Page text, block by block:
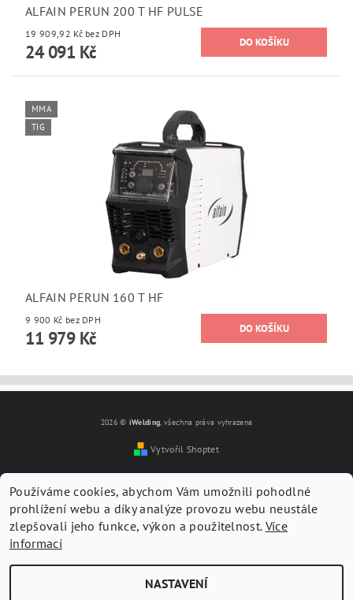
ALFAIN PERUN 200 T HF PULSE
19 909,92 Kč bez DPH
24 091 Kč
MMA
TIG
ALFAIN PERUN 160 T HF
9 900 Kč bez DPH
11 979 Kč
2026 © iWelding, všechna práva vyhrazena
Vytvořil Shoptet
Používáme cookies, abychom Vám umožnili pohodlné
prohlížení webu a díky analýze provozu webu neustále
zlepšovali jeho funkce, výkon a použitelnost. Více
informací
NASTAVENÍ